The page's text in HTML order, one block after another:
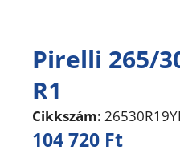
Pirelli 265/
R1
Cikkszám:
104 720 Ft